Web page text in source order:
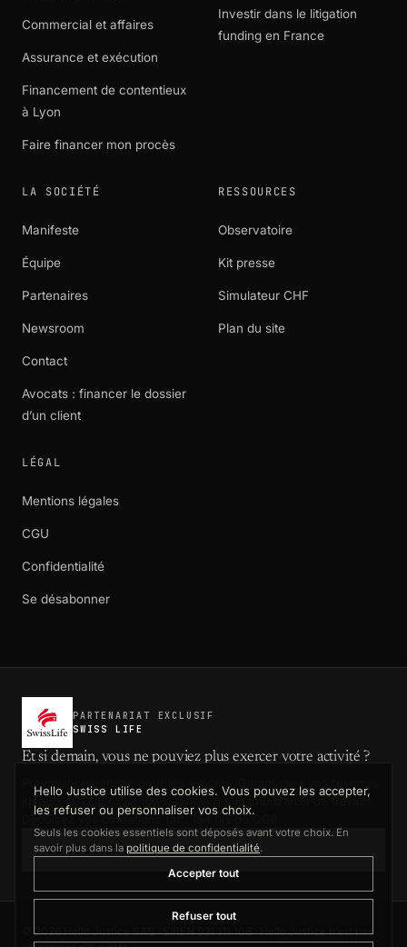
Commercial et affaires
Assurance et exécution
Financement de contentieux
à Lyon
Faire financer mon procès
Investir dans le litigation
funding en France
LA SOCIÉTÉ
Manifeste
Équipe
Partenaires
Newsroom
Contact
Avocats : financer le dossier
d’un client
RESSOURCES
Observatoire
Kit presse
Simulateur CHF
Plan du site
LÉGAL
Mentions légales
CGU
Confidentialité
Se désabonner
PARTENARIAT EXCLUSIF
SWISS LIFE
Et si demain, vous ne pouviez plus exercer votre activité ?
jusqu’à 40 000 € par mois, dès le 8ème jour d’arrêt de travail.
Déduisez vos cotisations (art. 154 bis du CGI).
DÉCOUVRIR L’OFFRE SWISS LIFE
2026Hello Justice SAS · SIREN 931 111 108 ·Hello Justice n’est pas
Hello Justice utilise des cookies. Vous pouvez les accepter,
les refuser ou personnaliser vos choix.
Seuls les cookies essentiels sont déposés avant votre choix. En
savoir plus dans la politique de confidentialité.
Accepter tout
Refuser tout